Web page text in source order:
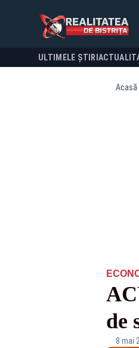
ULTIMELE ȘTIRI
Acasă
de
8 mai